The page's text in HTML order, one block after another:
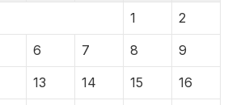
1
2
6 7 8
9
13 14 15 16